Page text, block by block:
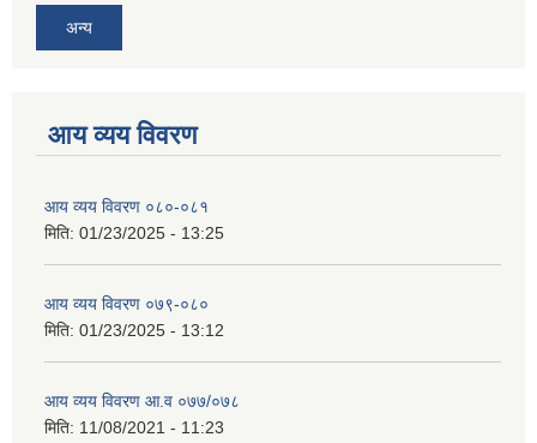
अन्य
आय व्यय विवरण
आय व्यय विवरण ०८०-०८१
मिति: 01/23/2025 - 13:25
आय व्यय विवरण ०७९-०८०
मिति: 01/23/2025 - 13:12
आय व्यय विवरण आ.व ०७७/०७८
मिति: 11/08/2021 - 11:23